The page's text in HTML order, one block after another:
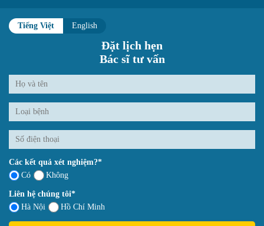
Tiếng Việt English
Đặt lịch hẹn
Bác sĩ tư vấn
Các kết quả xét nghiệm?*
Có
Không
Liên hệ chúng tôi*
Hà Nội
Hồ Chí Minh